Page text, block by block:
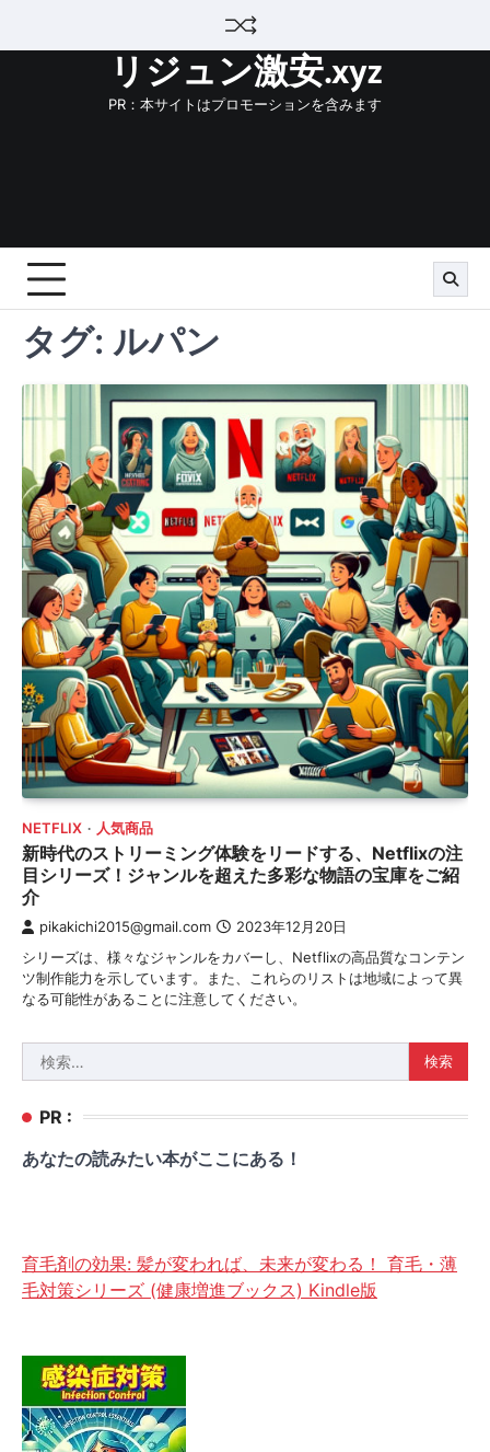
リジュン激安.xyz
PR：本サイトはプロモーションを含みます
タグ: ルパン
NETFLIX 人気商品
新時代のストリーミング体験をリードする、Netflixの注
目シリーズ！ジャンルを超えた多彩な物語の宝庫をご紹
介
pikakichi2015@gmail.com 2023年12月20日
シリーズは、様々なジャンルをカバーし、Netflixの高品質なコンテン
ツ制作能力を示しています。また、これらのリストは地域によって異
なる可能性があることに注意してください。
索:
PR :
あなたの読みたい本がここにある！
育毛剤の効果: 髪が変われば、未来が変わる！ 育毛・薄
毛対策シリーズ (健康増進ブックス) Kindle版